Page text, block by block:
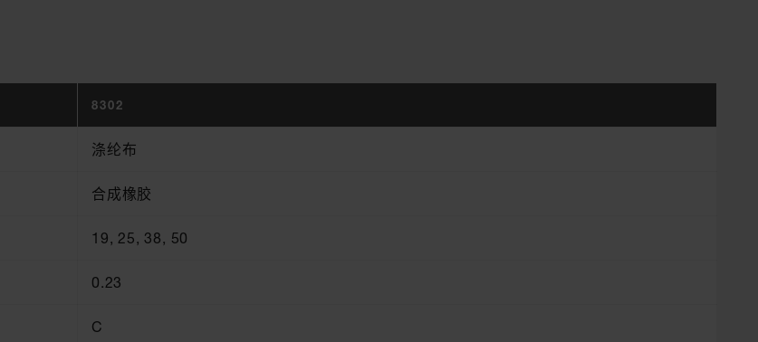
8302
涤纶布
合成橡胶
19, 25, 38, 50
0.23
C